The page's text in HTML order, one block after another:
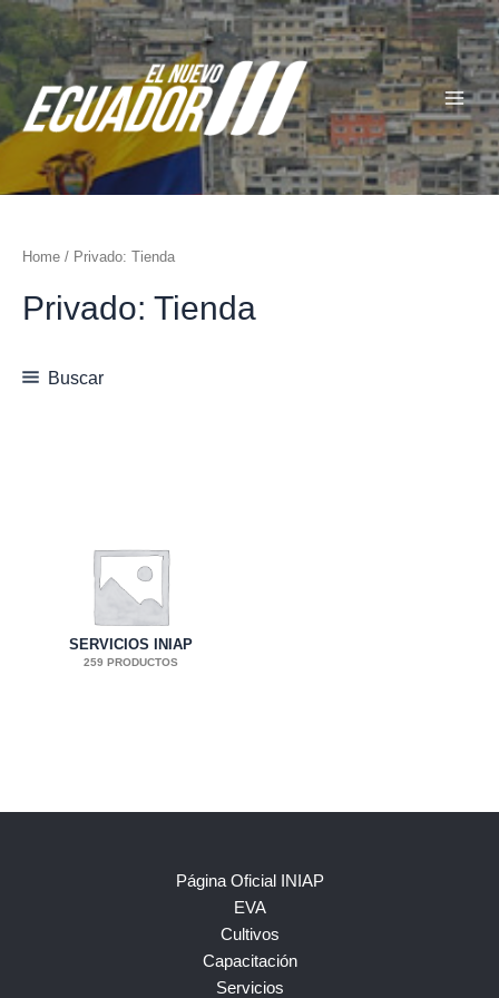
contenido
Main
Menu
Home / Privado: Tienda
Privado: Tienda
Buscar
SERVICIOS INIAP
259 PRODUCTOS
Página Oficial INIAP
EVA
Cultivos
Capacitación
Servicios